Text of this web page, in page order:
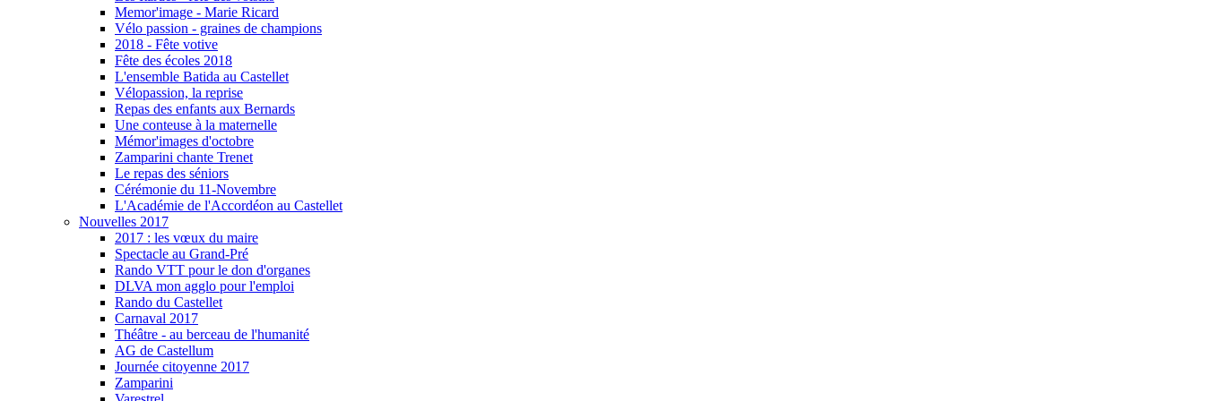
Memor'image - Marie Ricard
Vélo passion - graines de champions
2018 - Fête votive
Fête des écoles 2018
L'ensemble Batida au Castellet
Vélopassion, la reprise
Repas des enfants aux Bernards
Une conteuse à la maternelle
Mémor'images d'octobre
Zamparini chante Trenet
Le repas des séniors
Cérémonie du 11-Novembre
L'Académie de l'Accordéon au Castellet
Nouvelles 2017
2017 : les vœux du maire
Spectacle au Grand-Pré
Rando VTT pour le don d'organes
DLVA mon agglo pour l'emploi
Rando du Castellet
Carnaval 2017
Théâtre - au berceau de l'humanité
AG de Castellum
Journée citoyenne 2017
Zamparini